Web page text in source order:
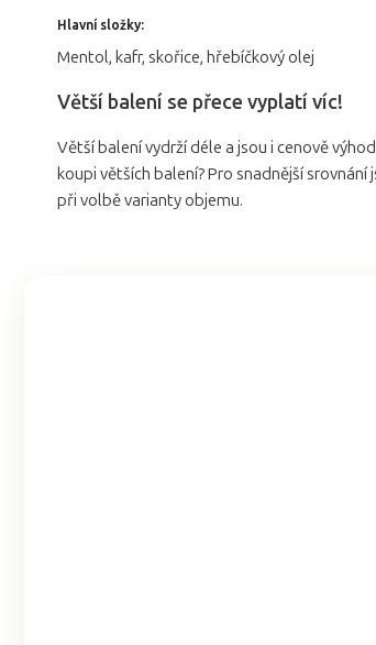
Hlavní složky:
Mentol, kafr, skořice, hřebíčkový olej
Větší balení se přece vyplatí víc!
Větší balení vydrží déle a jsou i cenově
koupi větších balení? Pro snadnější
při volbě varianty objemu.